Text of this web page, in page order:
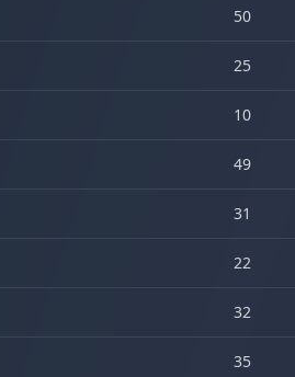
50
25
10
49
31
22
32
35